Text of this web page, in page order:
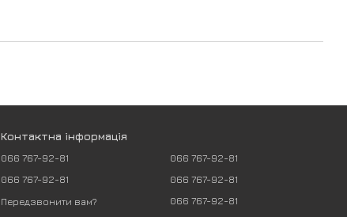
Контактна інформація
066 767-92-81
066 767-92-81
Передзвонити вам?
066 767-92-81
066 767-92-81
066 767-92-81